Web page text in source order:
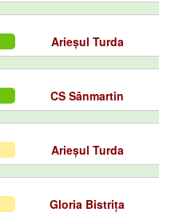
Arieșul Turda
CS Sânmartin
Arieșul Turda
Gloria Bistrița